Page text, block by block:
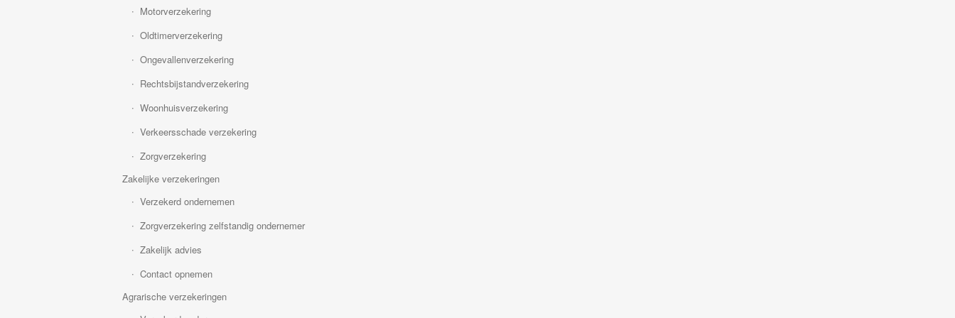
Motorverzekering
Oldtimerverzekering
Ongevallenverzekering
Rechtsbijstandverzekering
Woonhuisverzekering
Verkeersschade verzekering
Zorgverzekering
Zakelijke verzekeringen
Verzekerd ondernemen
Zorgverzekering zelfstandig ondernemer
Zakelijk advies
Contact opnemen
Agrarische verzekeringen